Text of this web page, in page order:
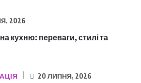
2026
кухню: переваги, стилі та
20 ЛИПНЯ, 2026